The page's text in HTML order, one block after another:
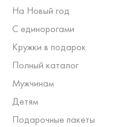
На Новый год
С единорогами
Кружки в подарок
Полный каталог
Мужчинам
Детям
Подарочные пакеты